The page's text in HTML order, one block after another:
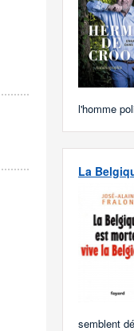
l'homme
La
semblent